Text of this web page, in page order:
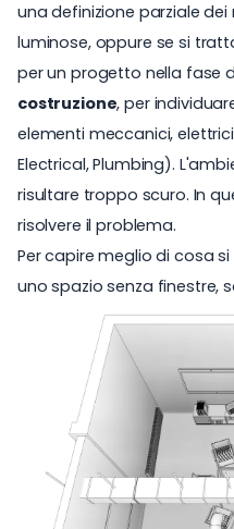
una definizione parziale
luminose, oppure se si
per un progetto nella fase
costruzione, per
elementi meccanici,
Electrical, Plumbing).
risultare troppo scuro. In
risolvere il problema.
Per capire meglio di cosa
uno spazio senza finestre,